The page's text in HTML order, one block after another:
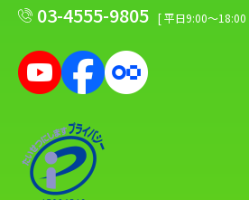
03-4555-9805 [ 平日9:00～18:00